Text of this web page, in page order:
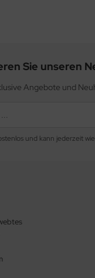
Sie unseren
Angebote und
und kann jederzeit